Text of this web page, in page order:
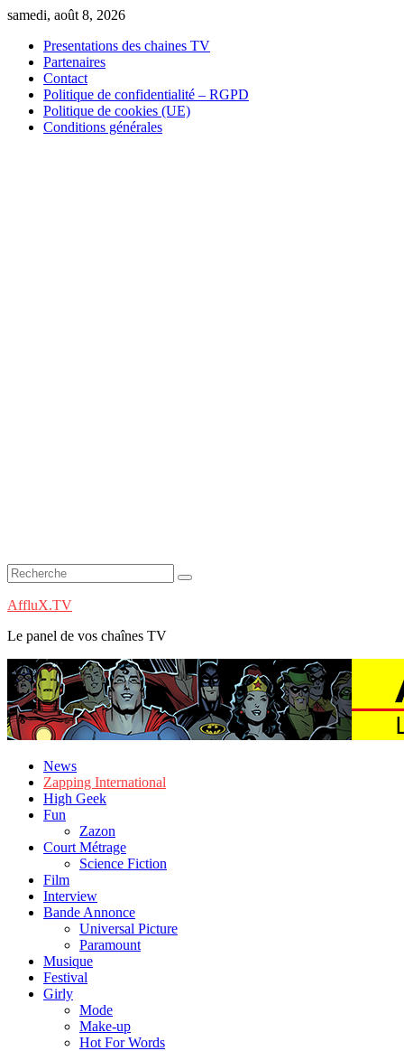
Skip
content
samedi, août 8, 2026
Presentations des chaines TV
Partenaires
Contact
Politique de confidentialité – RGPD
Politique de cookies (UE)
Conditions générales
AffluX.TV
Le panel de vos chaînes TV
News
Zapping International
High Geek
Fun
Zazon
Court Métrage
Science Fiction
Film
Interview
Bande Annonce
Universal Picture
Paramount
Musique
Festival
Girly
Mode
Make-up
Hot For Words